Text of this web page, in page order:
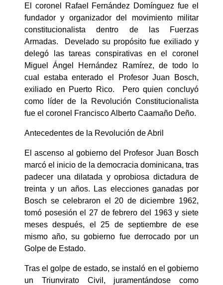
El coronel Rafael Fernández Domínguez fue el
fundador y organizador del movimiento militar
constitucionalista dentro de las Fuerzas
Armadas. Develado su propósito fue exiliado y
delegó las tareas conspirativas en el coronel
Miguel Ángel Hernández Ramírez, de todo lo
cual estaba enterado el Profesor Juan Bosch,
exiliado en Puerto Rico. Pero quien concluyó
como líder de la Revolución Constitucionalista
fue el coronel Francisco Alberto Caamaño Deño.
Antecedentes de la Revolución de Abril
El ascenso al gobierno del Profesor Juan Bosch
marcó el inicio de la democracia dominicana, tras
padecer una dilatada y oprobiosa dictadura de
treinta y un años. Las elecciones ganadas por
Bosch se celebraron el 20 de diciembre 1962,
tomó posesión el 27 de febrero del 1963 y siete
meses después, el 25 de septiembre de ese
mismo año, su gobierno fue derrocado por un
Golpe de Estado.
Tras el golpe de estado, se instaló en el gobierno
un Triunvirato Civil, juramentándose como